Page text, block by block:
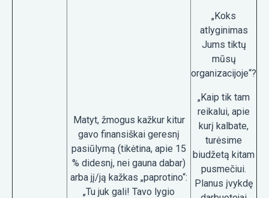
Matyt, žmogus kažkur kitur
gavo finansiškai geresnį
pasiūlymą (tikėtina, apie 15
% didesnį, nei gauna dabar)
arba jį/ją kažkas „paprotino“:
„Tu juk gali! Tavo lygio
„Koks
atlyginimas
Jums tiktų
mūsų
organizacijoje“?
„Kaip tik tam
reikalui, apie
kurį kalbate,
turėsime
biudžetą kitam
pusmečiui.
Planus įvykdę